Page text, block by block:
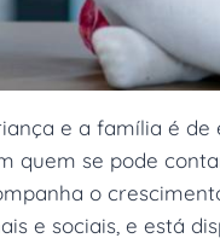
e a família é
quem se pode
o
e sociais, e está